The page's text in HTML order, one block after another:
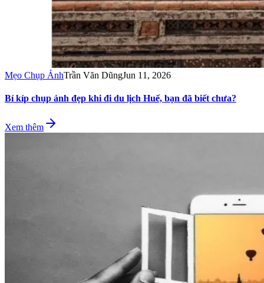
Mẹo Chụp ẢnhTrần Văn DũngJun 11, 2026
Bí kíp chụp ảnh đẹp khi đi du lịch Huế, bạn đã biết chưa?
Xem thêm